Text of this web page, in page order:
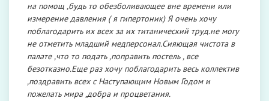
на помощ ,будь то обезболивающее вне времени или
измерение давления ( я гипертоник) Я очень хочу
поблагодарить их всех за их титанический труд.не могу
не отметить младший медперсонал.Сияющая чистота в
палате ,что то подать ,поправить постель , все
безотказно.Еще раз хочу поблагодарить весь коллектив
,поздравить всех с Наступающим Новым Годом и
пожелать мира ,добра и процветания.